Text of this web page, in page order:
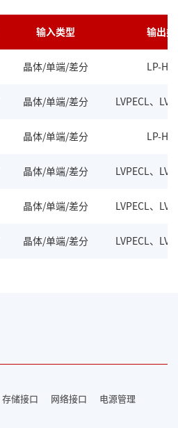
输入类型 输出类
晶体/单端/差分 LP-
晶体/单端/差分 LVPECL、
晶体/单端/差分 LP-
晶体/单端/差分 LVPECL、
晶体/单端/差分 LVPECL、
晶体/单端/差分 LVPECL、
存储接口 网络接口 电源管理